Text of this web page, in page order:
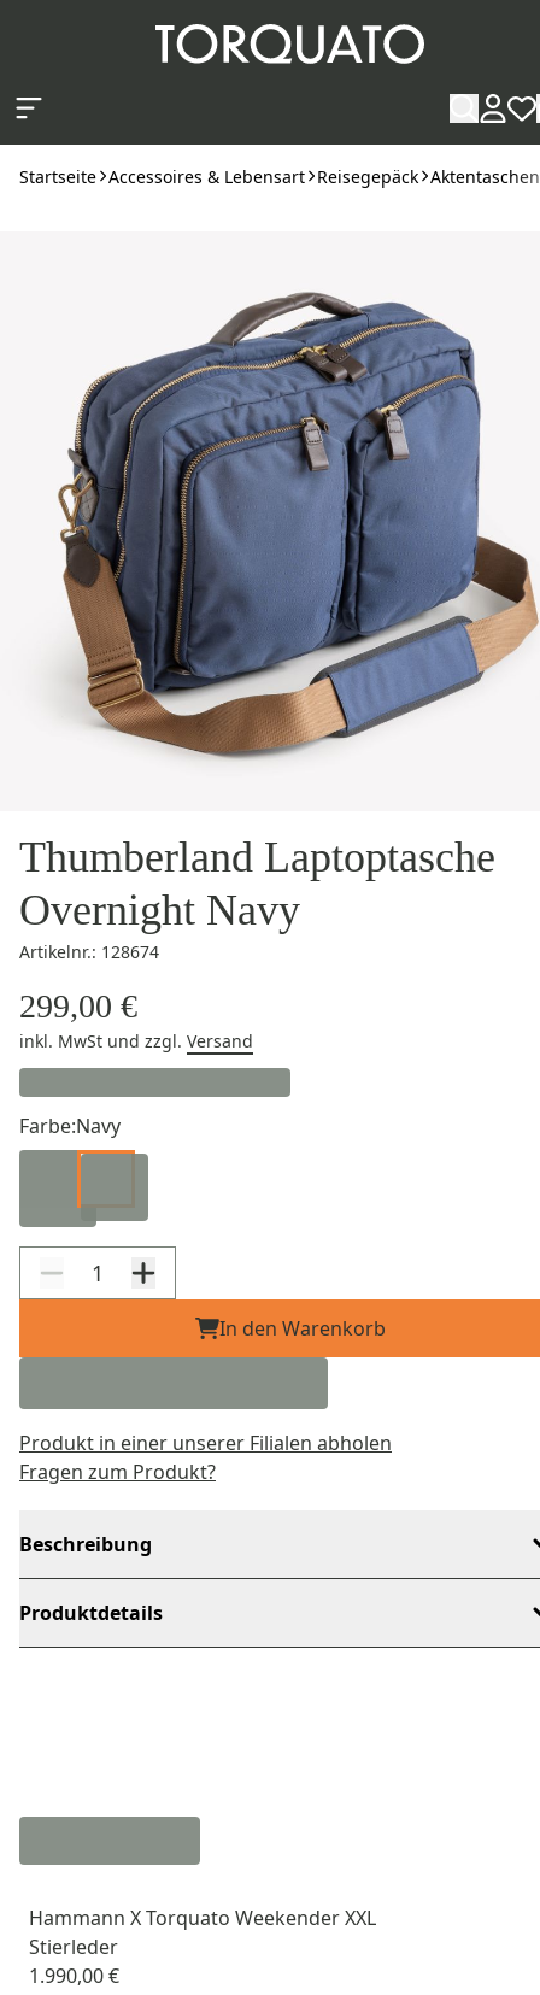
Startseite Accessoires & Lebensart Reisegepäck Aktentaschen
Thumberland Laptoptasche
Overnight Navy
Artikelnr.: 128674
299,00 €
inkl. MwSt und zzgl. Versand
Farbe:Navy
In den Warenkorb
Produkt in einer unserer Filialen abholen
Fragen zum Produkt?
Beschreibung
Produktdetails
Hammann X Torquato Weekender XXL
Stierleder
1.990,00 €